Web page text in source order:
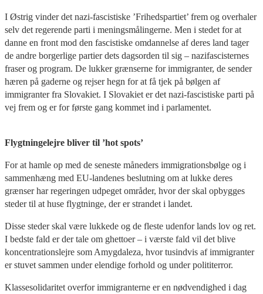
I Østrig vinder det nazi-fascistiske ’Frihedspartiet’ frem og overhaler
selv det regerende parti i meningsmålingerne. Men i stedet for at
danne en front mod den fascistiske omdannelse af deres land tager
de andre borgerlige partier dets dagsorden til sig – nazifascisternes
fraser og program. De lukker grænserne for immigranter, de sender
hæren på gaderne og rejser hegn for at få tjek på bølgen af
immigranter fra Slovakiet. I Slovakiet er det nazi-fascistiske parti på
vej frem og er for første gang kommet ind i parlamentet.
Flygtningelejre bliver til ’hot spots’
For at hamle op med de seneste måneders immigrationsbølge og i
sammenhæng med EU-landenes beslutning om at lukke deres
grænser har regeringen udpeget områder, hvor der skal opbygges
steder til at huse flygtninge, der er strandet i landet.
Disse steder skal være lukkede og de fleste udenfor lands lov og ret.
I bedste fald er der tale om ghettoer – i værste fald vil det blive
koncentrationslejre som Amygdaleza, hvor tusindvis af immigranter
er stuvet sammen under elendige forhold og under polititerror.
Klassesolidaritet overfor immigranterne er en nødvendighed i dag